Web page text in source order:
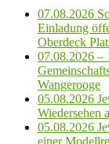
07.08.2026
Einladung
Oberdeck
07.08.2026 –
Wangerooge
05.08.2026
Wiedersehen
05.08.2026
einer